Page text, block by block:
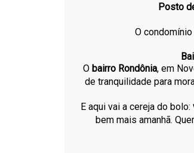
Posto
O
O bairro Rondônia, em
de tranquilidade para
E aqui vai a cereja do bolo:
bem mais amanhã.